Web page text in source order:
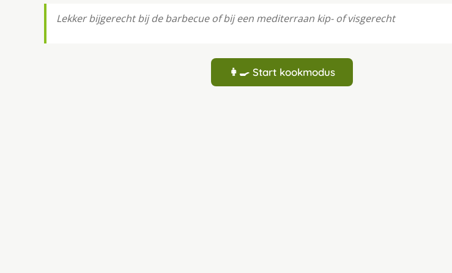
Lekker bijgerecht bij de barbecue of bij een mediterraan kip- of visgerecht
👩‍🍳 Start kookmodus